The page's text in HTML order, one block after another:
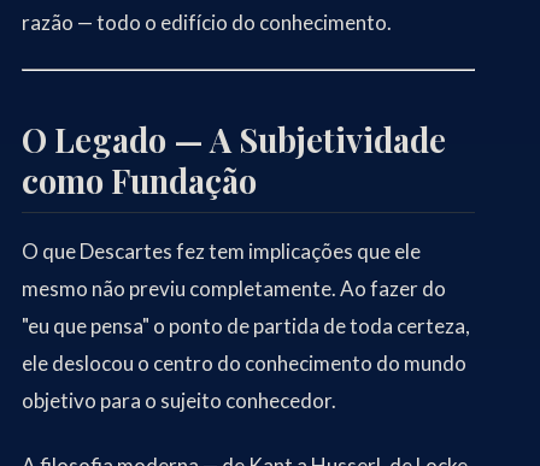
razão — todo o edifício do conhecimento.
O Legado — A Subjetividade
como Fundação
O que Descartes fez tem implicações que ele
mesmo não previu completamente. Ao fazer do
"eu que pensa" o ponto de partida de toda certeza,
ele deslocou o centro do conhecimento do mundo
objetivo para o sujeito conhecedor.